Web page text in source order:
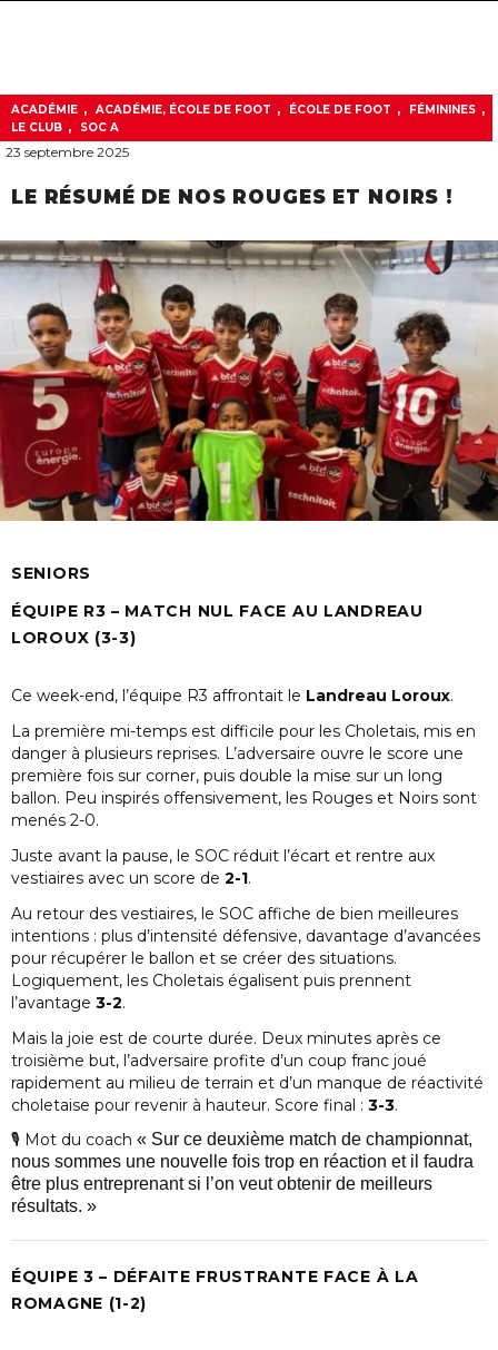
ACADÉMIE , ACADÉMIE, ÉCOLE DE FOOT , ÉCOLE DE FOOT , FÉMININES ,
LE CLUB , SOC A
23 septembre 2025
LE RÉSUMÉ DE NOS ROUGES ET NOIRS !
SENIORS
ÉQUIPE R3 – MATCH NUL FACE AU LANDREAU
LOROUX (3-3)
Ce week-end, l’équipe R3 affrontait le Landreau Loroux.
La première mi-temps est difficile pour les Choletais, mis en
danger à plusieurs reprises. L’adversaire ouvre le score une
première fois sur corner, puis double la mise sur un long
ballon. Peu inspirés offensivement, les Rouges et Noirs sont
menés 2-0.
Juste avant la pause, le SOC réduit l’écart et rentre aux
vestiaires avec un score de 2-1.
Au retour des vestiaires, le SOC affiche de bien meilleures
intentions : plus d’intensité défensive, davantage d’avancées
pour récupérer le ballon et se créer des situations.
Logiquement, les Choletais égalisent puis prennent
l’avantage 3-2.
Mais la joie est de courte durée. Deux minutes après ce
troisième but, l’adversaire profite d’un coup franc joué
rapidement au milieu de terrain et d’un manque de réactivité
choletaise pour revenir à hauteur. Score final : 3-3.
🎙 Mot du coach « Sur ce deuxième match de championnat,
nous sommes une nouvelle fois trop en réaction et il faudra
être plus entreprenant si l’on veut obtenir de meilleurs
résultats. »
ÉQUIPE 3 – DÉFAITE FRUSTRANTE FACE À LA
ROMAGNE (1-2)